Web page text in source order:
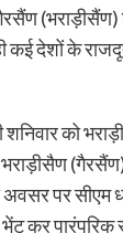
देशों के
शनिवार को
अवसर पर
भेंट कर